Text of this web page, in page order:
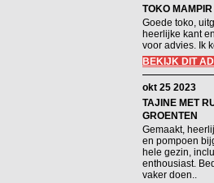
TOKO MAMPIR
Goede toko,
heerlijke kant
voor advies. Ik
BEKIJK DIT
okt 25 2023
TAJINE MET
GROENTEN
Gemaakt,
en pompoen
hele gezin,
enthousiast.
vaker doen..